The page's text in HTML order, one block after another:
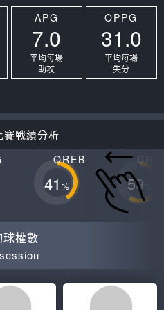
APG
7.0
平均每場
助攻
OPPG
31.0
平均每場
失分
賽戰績分析
OREB
41 % 59
球權數